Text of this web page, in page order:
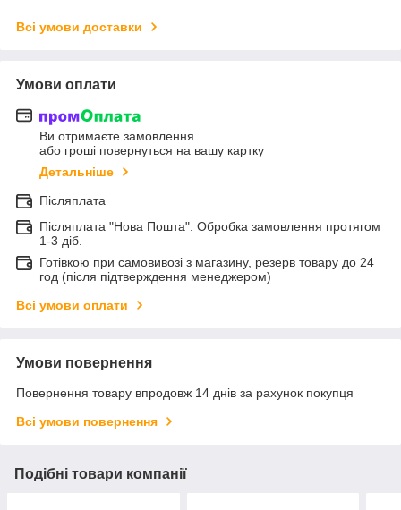
Всі умови доставки
Умови оплати
Ви отримаєте замовлення
або гроші повернуться на вашу картку
Детальніше
Післяплата
Післяплата "Нова Пошта". Обробка замовлення протягом
1-3 діб.
Готівкою при самовивозі з магазину, резерв товару до 24
год (після підтверждення менеджером)
Всі умови оплати
Умови повернення
Повернення товару впродовж 14 днів за рахунок покупця
Всі умови повернення
Подібні товари компанії